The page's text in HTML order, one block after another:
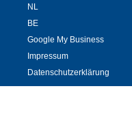
NL
BE
Google My Business
Impressum
Datenschutzerklärung